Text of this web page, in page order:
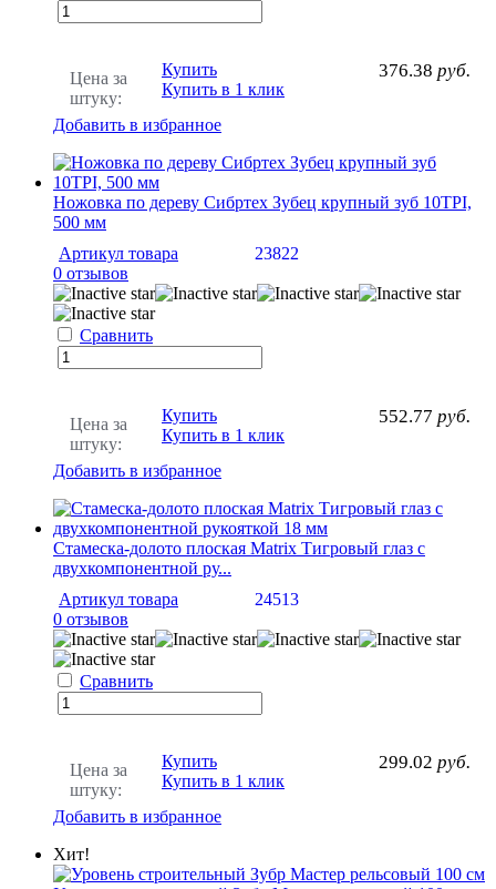
Цена за
штуку:
376.38 руб.
Купить
Купить в 1 клик
Добавить в избранное
Ножовка по дереву Сибртех Зубец крупный зуб 10TPI,
500 мм
Артикул товара
23822
0 отзывов
Сравнить
Цена за
штуку:
552.77 руб.
Купить
Купить в 1 клик
Добавить в избранное
Стамеска-долото плоская Matrix Тигровый глаз с
двухкомпонентной ру...
Артикул товара
24513
0 отзывов
Сравнить
Цена за
штуку:
299.02 руб.
Купить
Купить в 1 клик
Добавить в избранное
Хит!